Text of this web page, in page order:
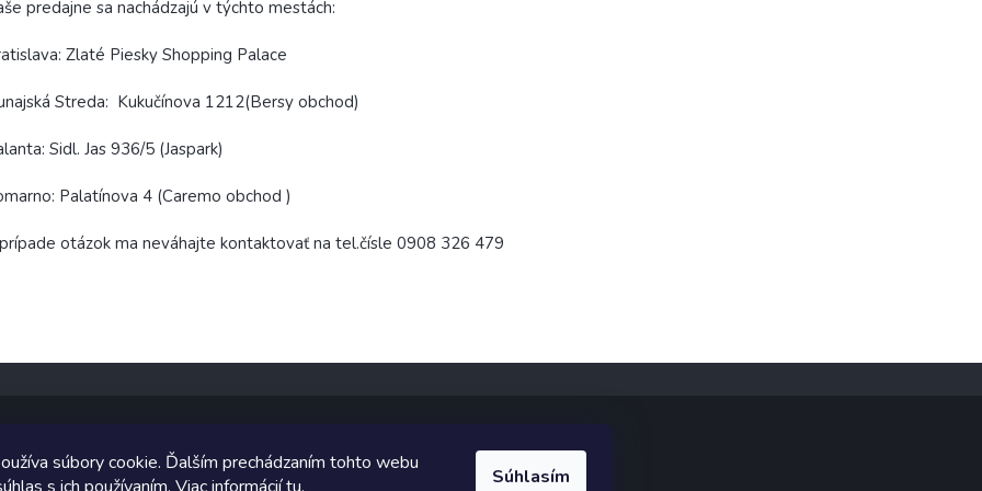
súbory cookie. Ďalším prechádzaním tohto webu
Súhlasím
predajne sa nachádzajú v týchto mestách:
Zlaté Piesky Shopping Palace
Streda: Kukučínova 1212(Bersy obchod)
Sidl. Jas 936/5 (Jaspark)
Palatínova 4 (Caremo obchod )
otázok ma neváhajte kontaktovať na tel.čísle 0908 326 479
Copyright 2026TopUpParfémy. Všetky práva vyhradené.